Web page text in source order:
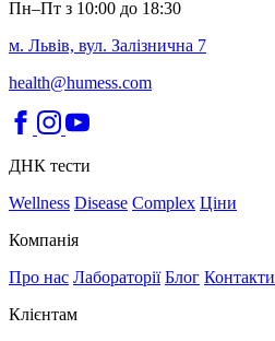
Пн–Пт з 10:00 до 18:30
м. Львів, вул. Залізнична 7
health@humess.com
ДНК тести
Wellness Disease Complex Ціни
Компанія
Про нас Лабораторії Блог Контакти
Клієнтам